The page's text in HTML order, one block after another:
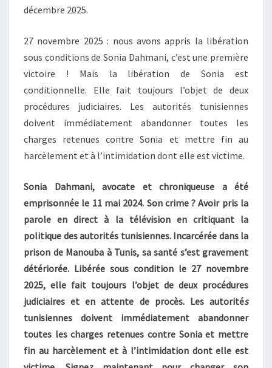
décembre 2025.
27 novembre 2025 : nous avons appris la libération
sous conditions de Sonia Dahmani, c’est une première
victoire ! Mais la libération de Sonia est
conditionnelle. Elle fait toujours l’objet de deux
procédures judiciaires. Les autorités tunisiennes
doivent immédiatement abandonner toutes les
charges retenues contre Sonia et mettre fin au
harcèlement et à l’intimidation dont elle est victime.
Sonia Dahmani, avocate et chroniqueuse a été
emprisonnée le 11 mai 2024. Son crime ? Avoir pris la
parole en direct à la télévision en critiquant la
politique des autorités tunisiennes. Incarcérée dans la
prison de Manouba à Tunis, sa santé s’est gravement
détériorée. Libérée sous condition le 27 novembre
2025, elle fait toujours l’objet de deux procédures
judiciaires et en attente de procès. Les autorités
tunisiennes doivent immédiatement abandonner
toutes les charges retenues contre Sonia et mettre
fin au harcèlement et à l’intimidation dont elle est